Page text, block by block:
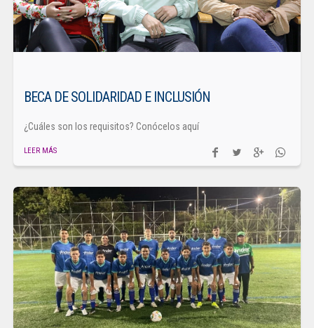
BECA DE SOLIDARIDAD E INCLUSIÓN
¿Cuáles son los requisitos? Conócelos aquí
LEER MÁS